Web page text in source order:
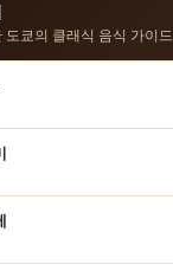
도쿄의 클래식 음식 가이드